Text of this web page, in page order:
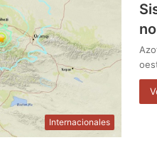
Internacionales